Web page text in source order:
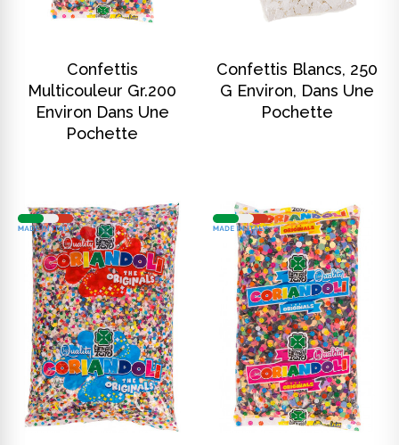
Confettis
Multicouleur Gr.200
Environ Dans Une
Pochette
Confettis Blancs, 250
G Environ, Dans Une
Pochette